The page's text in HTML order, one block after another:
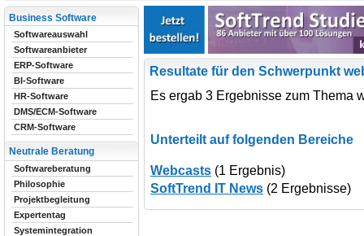
Resultate für den Schwerpunkt
Es ergab 3 Ergebnisse zum Thema
Unterteilt auf folgenden Bereiche
Webcasts (1 Ergebnis)
SoftTrend IT News (2 Ergebnisse)
Business Software
Softwareauswahl
Softwareanbieter
ERP-Software
BI-Software
HR-Software
DMS/ECM-Software
CRM-Software
Neutrale Beratung
Softwareberatung
Philosophie
Projektbegleitung
Expertentag
Systemintegration